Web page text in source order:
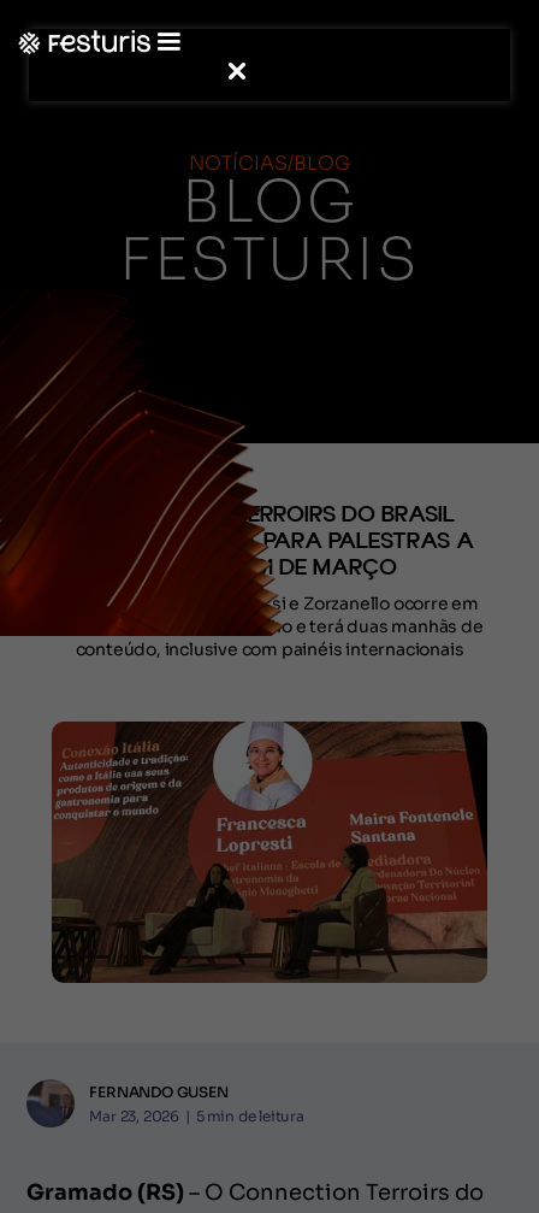
NOTÍCIAS/BLOG
BLOG
FESTURIS
(CONTEÚDO)
CONNECTION TERROIRS DO BRASIL
INICIA PRÉ-VENDA PARA PALESTRAS A
PARTIR DE 31 DE MARÇO
Evento realizado pela Rossi e Zorzanello ocorre em
Gramado de 10 a 13 de junho e terá duas manhãs de
conteúdo, inclusive com painéis internacionais
FERNANDO GUSEN
Mar 23, 2026 | 5 min de leitura
Gramado (RS) – O Connection Terroirs do